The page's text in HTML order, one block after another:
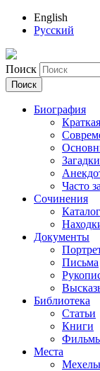
English
Русский
Поиск
Биография
Часто
Сочинения
Документы
Письма
Библиотека
Статьи
Книги
Места